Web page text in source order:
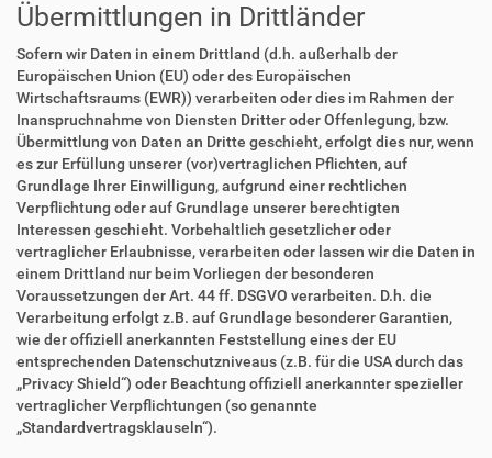
Übermittlungen in Drittländer
Sofern wir Daten in einem Drittland (d.h. außerhalb der
Europäischen Union (EU) oder des Europäischen
Wirtschaftsraums (EWR)) verarbeiten oder dies im Rahmen der
Inanspruchnahme von Diensten Dritter oder Offenlegung, bzw.
Übermittlung von Daten an Dritte geschieht, erfolgt dies nur, wenn
es zur Erfüllung unserer (vor)vertraglichen Pflichten, auf
Grundlage Ihrer Einwilligung, aufgrund einer rechtlichen
Verpflichtung oder auf Grundlage unserer berechtigten
Interessen geschieht. Vorbehaltlich gesetzlicher oder
vertraglicher Erlaubnisse, verarbeiten oder lassen wir die Daten in
einem Drittland nur beim Vorliegen der besonderen
Voraussetzungen der Art. 44 ff. DSGVO verarbeiten. D.h. die
Verarbeitung erfolgt z.B. auf Grundlage besonderer Garantien,
wie der offiziell anerkannten Feststellung eines der EU
entsprechenden Datenschutzniveaus (z.B. für die USA durch das
„Privacy Shield“) oder Beachtung offiziell anerkannter spezieller
vertraglicher Verpflichtungen (so genannte
„Standardvertragsklauseln“).